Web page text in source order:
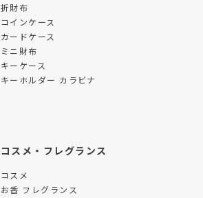
折財布
コインケース
カードケース
ミニ財布
キーケース
キーホルダー カラビナ
コスメ・フレグランス
コスメ
お香 フレグランス